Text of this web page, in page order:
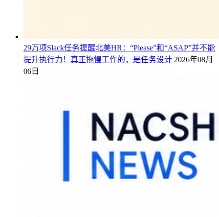
29万项Slack任务提醒北美HR：“Please”和“ASAP”并不能
提升执行力！真正拖慢工作的，是任务设计 2026年08月
06日